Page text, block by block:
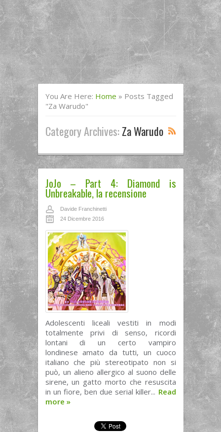
You Are Here: Home » Posts Tagged
"za Warudo"
Category Archives:Za Warudo
JoJo – Part 4: Diamond is
Unbreakable, la recensione
Davide Franchinetti
24 Dicembre 2016
Adolescenti liceali vestiti in modi
totalmente privi di senso, ricordi
lontani di un certo vampiro
londinese amato da tutti, un cuoco
italiano che più stereotipato non si
può, un alieno allergico al suono delle
sirene, un gatto morto che resuscita
in un fiore, ben due serial killer... Read
more »